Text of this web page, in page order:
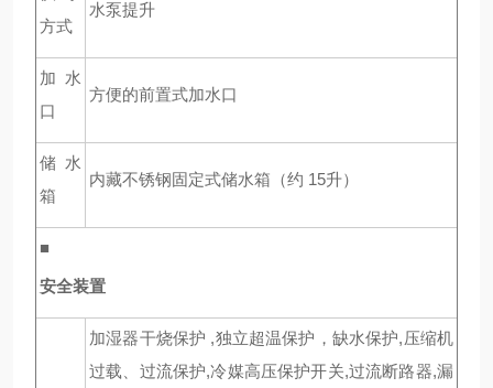
方式
水泵提升
加水
口
方便的前置式加水口
储水
箱
内藏不锈钢固定式储水箱（约 15升）
■
安全装置
加湿器干烧保护 ,独立超温保护，缺水保护,压缩机
过载、过流保护,冷媒高压保护开关,过流断路器,漏